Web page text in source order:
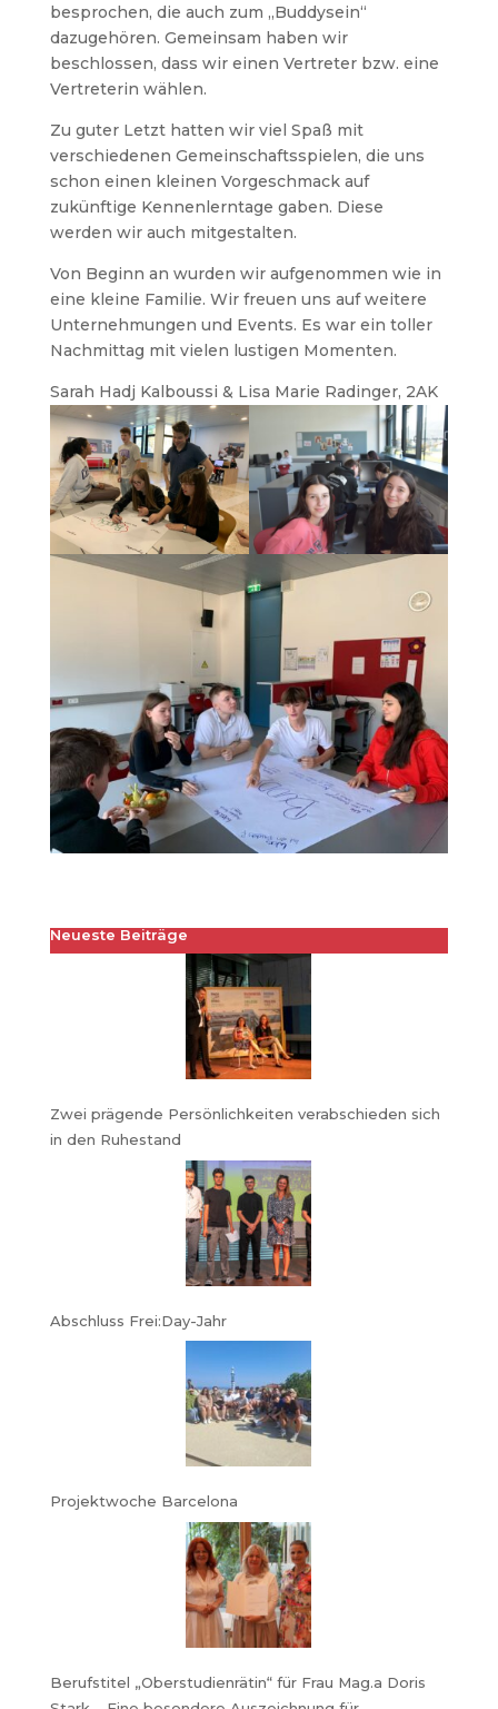
besprochen, die auch zum „Buddysein“
dazugehören. Gemeinsam haben wir
beschlossen, dass wir einen Vertreter bzw. eine
Vertreterin wählen.
Zu guter Letzt hatten wir viel Spaß mit
verschiedenen Gemeinschaftsspielen, die uns
schon einen kleinen Vorgeschmack auf
zukünftige Kennenlerntage gaben. Diese
werden wir auch mitgestalten.
Von Beginn an wurden wir aufgenommen wie in
eine kleine Familie. Wir freuen uns auf weitere
Unternehmungen und Events. Es war ein toller
Nachmittag mit vielen lustigen Momenten.
Sarah Hadj Kalboussi & Lisa Marie Radinger, 2AK
Neueste Beiträge
Zwei prägende Persönlichkeiten verabschieden sich
in den Ruhestand
Abschluss Frei:Day-Jahr
Projektwoche Barcelona
Berufstitel „Oberstudienrätin“ für Frau Mag.a Doris